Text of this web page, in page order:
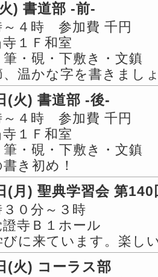
) 書道部 -前-
～４時 参加費 千円
１Ｆ和室
・硯・下敷き・文鎮
、温かな字を書きまし
(火) 書道部 -後-
～４時 参加費 千円
１Ｆ和室
・硯・下敷き・文鎮
き初め！
(月) 聖典学習会 第140
０分～３時
寺Ｂ１ホール
びに来ています。楽し
(火) コーラス部